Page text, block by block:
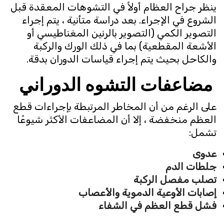
ينظر جراح العظام أولاً في التشوهات المعقدة قبل
الشروع في الإجراء. بعد دراسة متأنية ، يتم إجراء
التصوير الكمي (التصوير بالرنين المغناطيسي أو
الأشعة المقطعية) بما في ذلك الورك والركبة
والكاحل بحيث يتم إجراء قياسات الدوران بدقة.
مضاعفات التشوه الدوراني
على الرغم من أن المخاطر المرتبطة بإجراءات قطع
العظم منخفضة ، إلا أن المضاعفات الأكثر شيوعًا
تشمل:
عدوى
جلطات الدم
تصلب مفصل الركبة
إصابات الأوعية الدموية والأعصاب
فشل قطع العظم في الشفاء